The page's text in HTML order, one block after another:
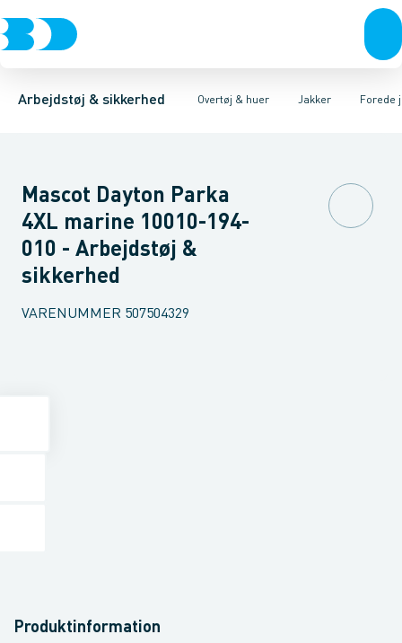
Arbejdstøj & sikkerhed Overtøj & huer
Trøjer & t-shirtsBukser Overtøj & huerUndertøj & sokkerSko
Jakker
JakkerKedeldragter & OverallsRegntøjVeste Huer & Tilbehør
Forede
Fleece & Fiberpelsjakker Softshelljakker Uforede jakker
Mascot Dayton Parka
4XL marine 10010-194-
010 - Arbejdstøj &
sikkerhed
VARENUMMER 507504329
Produktinformation